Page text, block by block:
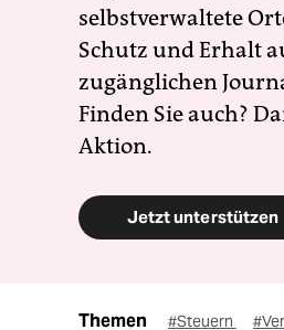
selbstverwaltete
Schutz und Erhalt
zugänglichen
Finden Sie auch?
Aktion.
Jetzt unterstützen
Themen #Steuern